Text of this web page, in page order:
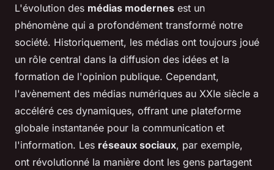
L'évolution des médias modernes est un
phénomène qui a profondément transformé notre
société. Historiquement, les médias ont toujours joué
un rôle central dans la diffusion des idées et la
formation de l'opinion publique. Cependant,
l'avènement des médias numériques au XXIe siècle a
accéléré ces dynamiques, offrant une plateforme
globale instantanée pour la communication et
l'information. Les réseaux sociaux, par exemple,
ont révolutionné la manière dont les gens partagent